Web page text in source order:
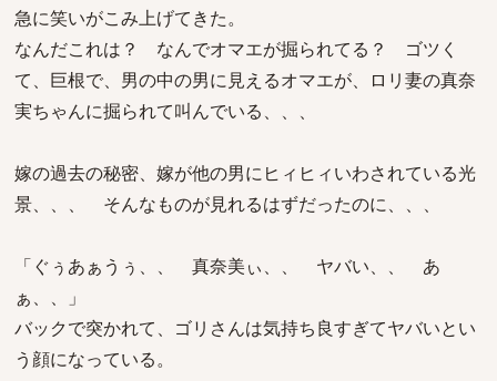
急に笑いがこみ上げてきた。
なんだこれは？ なんでオマエが掘られてる？ ゴツく
て、巨根で、男の中の男に見えるオマエが、ロリ妻の真奈
実ちゃんに掘られて叫んでいる、、、
嫁の過去の秘密、嫁が他の男にヒィヒィいわされている光
景、、、 そんなものが見れるはずだったのに、、、
「ぐぅあぁうぅ、、 真奈美ぃ、、 ヤバい、、 あ
ぁ、、」
バックで突かれて、ゴリさんは気持ち良すぎてヤバいとい
う顔になっている。